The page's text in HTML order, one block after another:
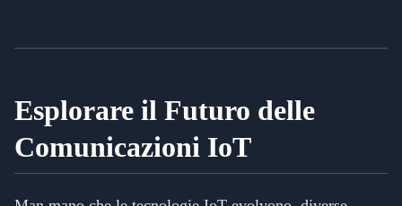
Esplorare il Futuro delle
Comunicazioni IoT